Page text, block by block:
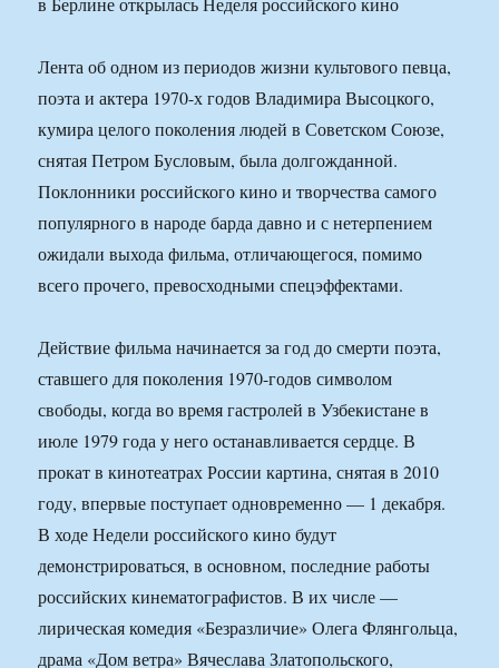
Лента об одном из периодов жизни культового певца,
поэта и актера 1970-х годов Владимира Высоцкого,
кумира целого поколения людей в Советском Союзе,
снятая Петром Бусловым, была долгожданной.
Поклонники российского кино и творчества самого
популярного в народе барда давно и с нетерпением
ожидали выхода фильма, отличающегося, помимо
всего прочего, превосходными спецэффектами.
Действие фильма начинается за год до смерти поэта,
ставшего для поколения 1970-годов символом
свободы, когда во время гастролей в Узбекистане в
июле 1979 года у него останавливается сердце. В
прокат в кинотеатрах России картина, снятая в 2010
году, впервые поступает одновременно — 1 декабря.
В ходе Недели российского кино будут
демонстрироваться, в основном, последние работы
российских кинематографистов. В их числе —
лирическая комедия «Безразличие» Олега Флянгольца,
драма «Дом ветра» Вячеслава Златопольского,